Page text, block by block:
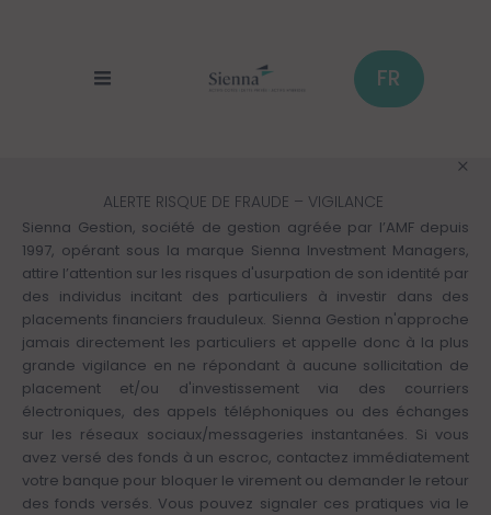
FR
ALERTE RISQUE DE FRAUDE – VIGILANCE
Sienna Gestion, société de gestion agréée par l’AMF depuis
1997, opérant sous la marque Sienna Investment Managers,
attire l’attention sur les risques d'usurpation de son identité par
des individus incitant des particuliers à investir dans des
placements financiers frauduleux. Sienna Gestion n'approche
jamais directement les particuliers et appelle donc à la plus
grande vigilance en ne répondant à aucune sollicitation de
placement et/ou d'investissement via des courriers
électroniques, des appels téléphoniques ou des échanges
sur les réseaux sociaux/messageries instantanées. Si vous
avez versé des fonds à un escroc, contactez immédiatement
votre banque pour bloquer le virement ou demander le retour
des fonds versés. Vous pouvez signaler ces pratiques via le